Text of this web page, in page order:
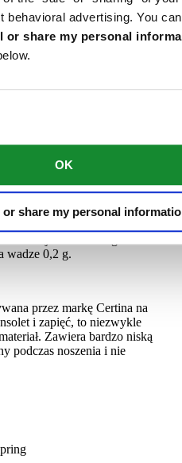
behavioral advertising. You
or share my personal
OK
or share my personal
kamieni szlachetnych,
na świecie. Jakość
"czterech C": Cut
tym intensywniej odbija
w tradycyjnym szlifie
(tarcza). Colour (kolor): Na
mogą wydawać się białe.
niuanse odcieni. Certina
Top Wesselton. Clarity
posiadają drobne skazy, tzw.
lupą jubilerską. Certina
klasy VSI – o bardzo
to jednostka wagi
wadze 0,2 g.
przez markę Certina na
i zapięć, to niezwykle
Zawiera bardzo niską
podczas noszenia i nie